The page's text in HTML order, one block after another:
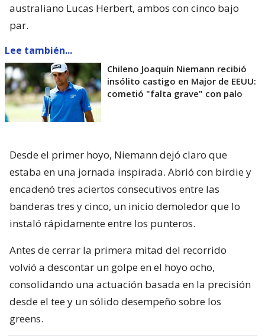
australiano Lucas Herbert, ambos con cinco bajo
par.
Lee también...
Chileno Joaquín Niemann recibió
insólito castigo en Major de EEUU:
cometió "falta grave" con palo
Desde el primer hoyo, Niemann dejó claro que
estaba en una jornada inspirada. Abrió con birdie y
encadenó tres aciertos consecutivos entre las
banderas tres y cinco, un inicio demoledor que lo
instaló rápidamente entre los punteros.
Antes de cerrar la primera mitad del recorrido
volvió a descontar un golpe en el hoyo ocho,
consolidando una actuación basada en la precisión
desde el tee y un sólido desempeño sobre los
greens.